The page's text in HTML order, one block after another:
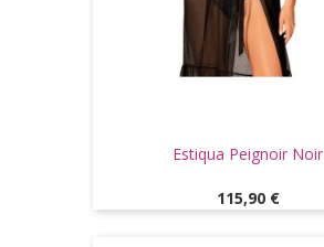
Estiqua Peignoir Noir
Prix
115,90 €